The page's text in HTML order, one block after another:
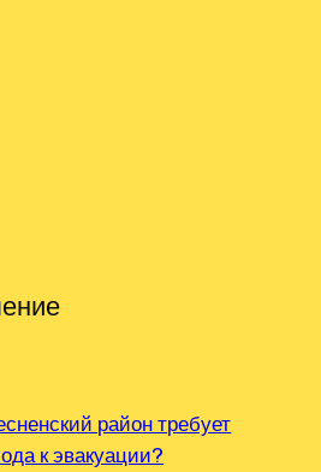
район требует
к эвакуации?